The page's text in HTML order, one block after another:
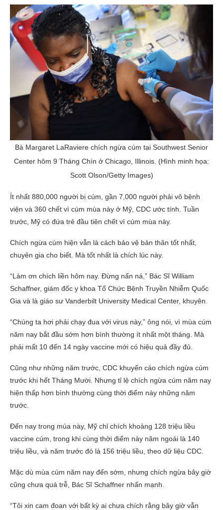
Bà Margaret LaRaviere chích ngừa cúm tại Southwest Senior
Center hôm 9 Tháng Chín ở Chicago, Illinois. (Hình minh họa:
Scott Olson/Getty Images)
Ít nhất 880,000 người bị cúm, gần 7,000 người phải vô bệnh
viện và 360 chết vì cúm mùa này ở Mỹ, CDC ước tính. Tuần
trước, Mỹ có đứa trẻ đầu tiên chết vì cúm mùa này.
Chích ngừa cúm hiện vẫn là cách bảo vệ bản thân tốt nhất,
chuyên gia cho biết. Mà tốt nhất là chích lúc này.
“Làm ơn chích liền hôm nay. Đừng nấn ná,” Bác Sĩ William
Schaffner, giám đốc y khoa Tổ Chức Bệnh Truyền Nhiễm Quốc
Gia và là giáo sư Vanderbilt University Medical Center, khuyên.
“Chúng ta hơi phải chạy đua với virus này,” ông nói, vì mùa cúm
năm nay bắt đầu sớm hơn bình thường ít nhất một tháng. Mà
phải mất 10 đến 14 ngày vaccine mới có hiệu quả đầy đủ.
Cũng như những năm trước, CDC khuyến cáo chích ngừa cúm
trước khi hết Tháng Mười. Nhưng tỉ lệ chích ngừa cúm năm nay
hiện thấp hơn bình thường cùng thời điểm này những năm
trước.
Đến nay trong mùa này, Mỹ chỉ chích khoảng 128 triệu liều
vaccine cúm, trong khi cùng thời điểm này năm ngoái là 140
triệu liều, và năm trước đó là 156 triệu liều, theo dữ liệu CDC.
Mặc dù mùa cúm năm nay đến sớm, nhưng chích ngừa bây giờ
cũng chưa quá trễ, Bác Sĩ Schaffner nhấn mạnh.
“Tôi xin cam đoan với bất kỳ ai chưa chích rằng bây giờ vẫn